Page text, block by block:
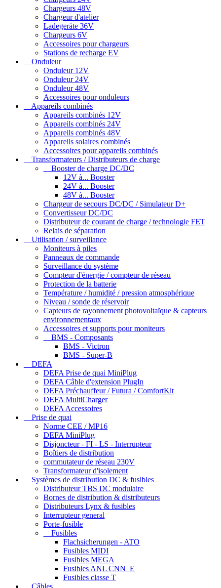
Chargeurs 48V
Chargeur d'atelier
Ladegeräte 36V
Chargeurs 6V
Accessoires pour chargeurs
Stations de recharge EV
Onduleur
Onduleur 12V
Onduleur 24V
Onduleur 48V
Accessoires pour onduleurs
Appareils combinés
Appareils combinés 12V
Appareils combinés 24V
Appareils combinés 48V
Appareils solaires combinés
Accessoires pour appareils combinés
Transformateurs / Distributeurs de charge
Booster de charge DC/DC
12V à... Booster
24V à... Booster
48V à... Booster
Chargeur de secours DC/DC / Simulateur D+
Convertisseur DC/DC
Distributeur de courant de charge / technologie FET
Relais de séparation
Utilisation / surveillance
Moniteurs à piles
Panneaux de commande
Surveillance du système
Compteur d'énergie / compteur de réseau
Protection de la batterie
Température / humidité / pression atmosphérique
Niveau / sonde de réservoir
Capteurs de rayonnement photovoltaïque & capteurs
environnementaux
Accessoires et supports pour moniteurs
BMS - Composants
BMS - Victron
BMS - Super-B
DEFA
DEFA Prise de quai MiniPlug
DEFA Câble d'extension PlugIn
DEFA Préchauffeur / Futura / ComfortKit
DEFA MultiCharger
DEFA Accessoires
Prise de quai
Norme CEE / MP16
DEFA MiniPlug
Disjoncteur - FI - LS - Interrupteur
Boîtiers de distribution
commutateur de réseau 230V
Transformateur d'isolement
Systèmes de distribution DC & fusibles
Distributeur TBS DC modulaire
Bornes de distribution & distributeurs
Distributeurs Lynx & fusibles
Interrupteur general
Porte-fusible
Fusibles
Flachsicherungen - ATO
Fusibles MIDI
Fusibles MEGA
Fusibles ANL CNN_E
Fusibles classe T
Câbles